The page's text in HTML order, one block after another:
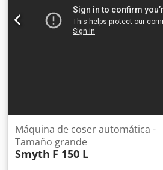
óptico Piezas adicionales para el
impresión fina Entrega del apilador
firma: 510 mm Velocidad máx.:
Máquina de coser automática -
Tamaño grande
Smyth F 150 L